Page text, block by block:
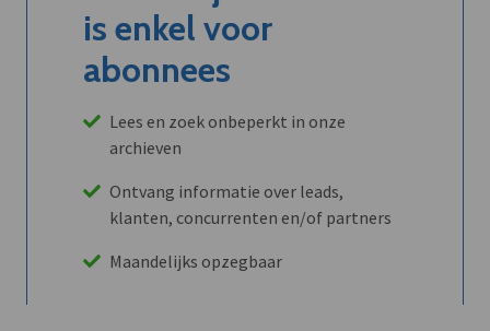
is enkel voor
abonnees
Lees en zoek onbeperkt in onze
archieven
Ontvang informatie over leads,
klanten, concurrenten en/of partners
Maandelijks opzegbaar